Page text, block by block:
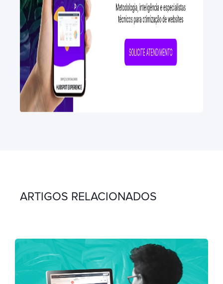
ARTIGOS RELACIONADOS